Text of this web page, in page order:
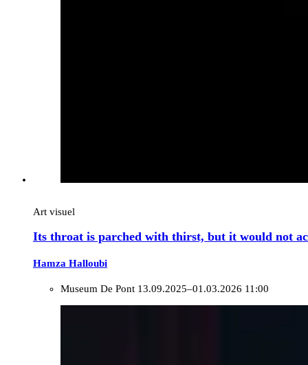
Art visuel
Its throat is parched with thirst, but it would not
Hamza Halloubi
Museum De Pont 13.09.2025–01.03.2026 11:00